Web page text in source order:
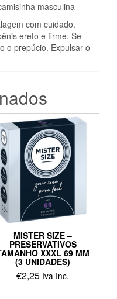
masculina
com cuidado.
ereto e firme. Se
o prepúcio. Expulsar o
MISTER SIZE –
PRESERVATIVOS
XXXL 69 MM
(3 UNIDADES)
€2,25 Iva Inc.